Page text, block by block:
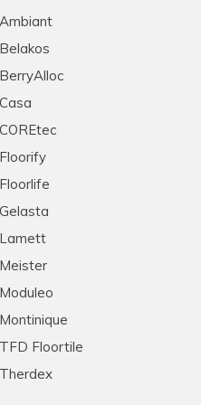
aan!
28-11-2025
alle opzichten!
flexibel, snelle levering, goede
hier!
Ambiant
Belakos
BerryAlloc
Casa
COREtec
Floorify
Floorlife
Gelasta
Lamett
Meister
Moduleo
Montinique
TFD Floortile
Therdex